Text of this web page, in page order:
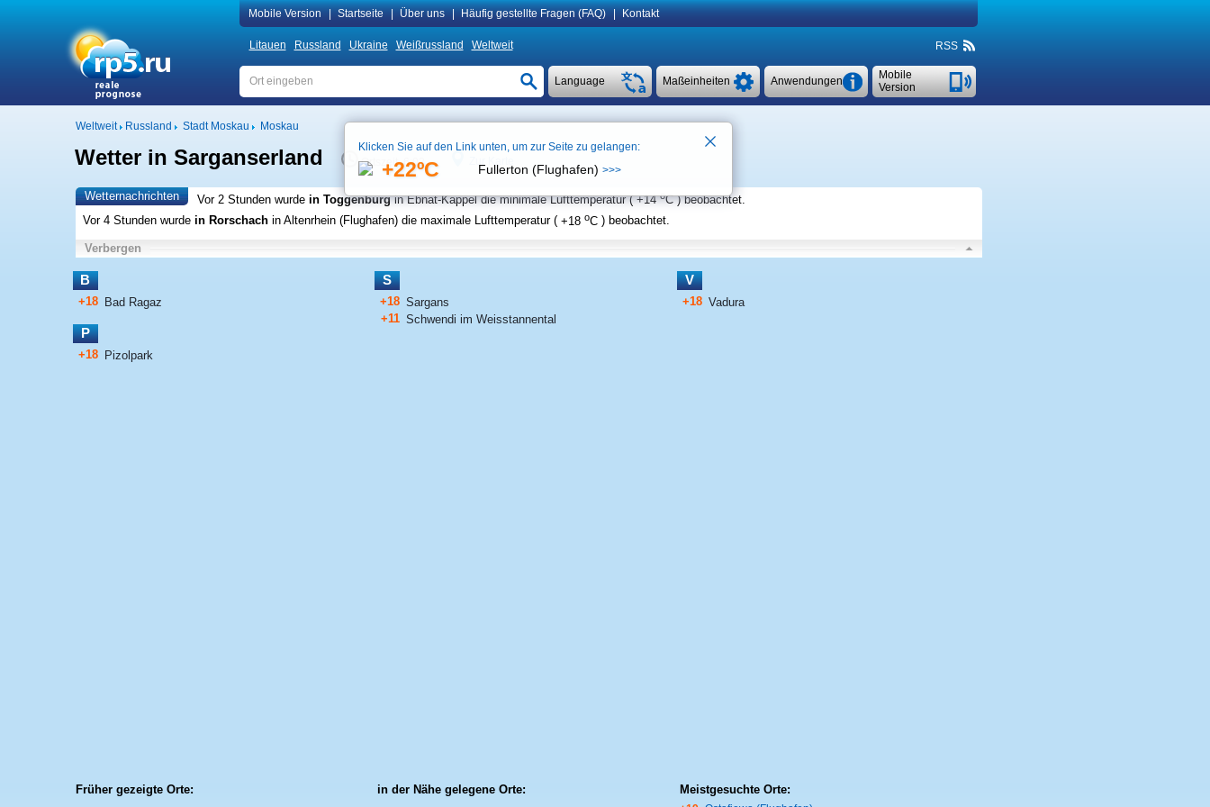
Mobile Version Startseite Über uns Häufig gestellte Fragen (FAQ) Kontakt
Litauen Russland Ukraine Weißrussland Weltweit RSS
Mobile
Version
Anwendungen
Maßeinheiten
Language
Weltweit Russland Stadt Moskau Moskau
Wetter in Sarganserland Ortszeit 6:02
Wetternachrichten Vor 2 Stunden wurde in Toggenburg in Ebnat-Kappeldie minimale Lufttemperatur (+14oC ) beobachtet.
Vor 4 Stunden wurde in Rorschach in Altenrhein (Flughafen)die maximale Lufttemperatur (+18 oC ) beobachtet.
Verbergen
B
+18 Bad Ragaz
P
+18 Pizolpark
S
+18 Sargans
+11 Schwendi im Weisstannental
V
+18 Vadura
Früher gezeigte Orte: in der Nähe gelegene Orte: Meistgesuchte Orte:
Klicken Sie auf den Link unten, um zur Seite zu gelangen:
+22ºC Fullerton (Flughafen) >>>